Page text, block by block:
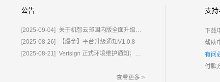
公告
[2025-09-04]
关于机智云邮国内版全面升级为%E2%80%9C鲸炫邮%E2%80%9D的通知
[2025-08-26]
【爆金】平台升级通知V1.0.8
[2025-08-21] Verisign 正式环境维护通知；含域名.com/.net
查看更多 >
支
下载
帮助
有问
付款